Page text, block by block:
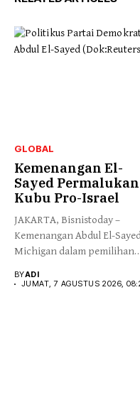
GLOBAL
Kemenangan El-
Sayed Permalukan
Kubu Pro-Israel
JAKARTA, Bisnistoday –
Kemenangan Abdul El-
Michigan dalam pemilihan
BYADI
JUMAT, 7 AGUSTUS 2026,